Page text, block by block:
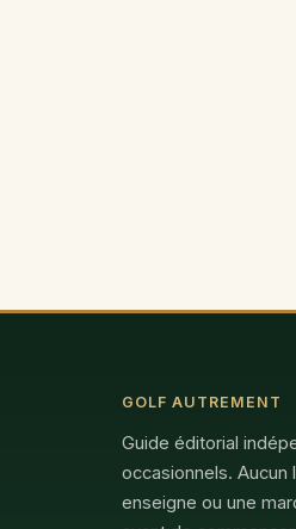
GOLF AUTREMENT
Guide éditorial
occasionnels. Aucun
enseigne ou une